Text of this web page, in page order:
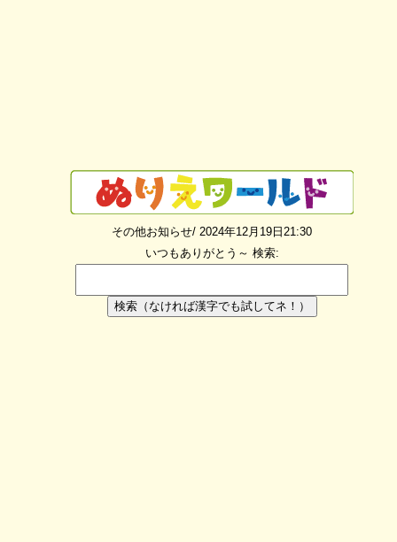
その他お知らせ/ 2024年12月19日21:30
いつもありがとう～ 検索:
検索（なければ漢字でも試してネ！）